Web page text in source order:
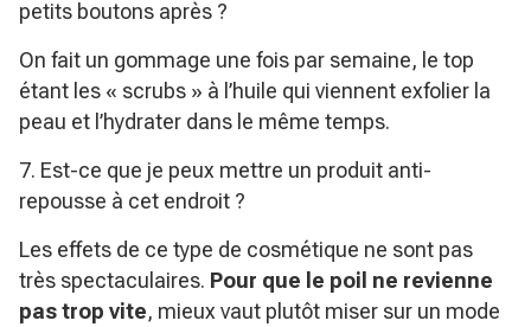
petits boutons après ?
On fait un gommage une fois par semaine, le top
étant les « scrubs » à l’huile qui viennent exfolier la
peau et l’hydrater dans le même temps.
7. Est-ce que je peux mettre un produit anti-
repousse à cet endroit ?
Les effets de ce type de cosmétique ne sont pas
très spectaculaires. Pour que le poil ne revienne
pas trop vite, mieux vaut plutôt miser sur un mode